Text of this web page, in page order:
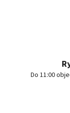
Do 11:00